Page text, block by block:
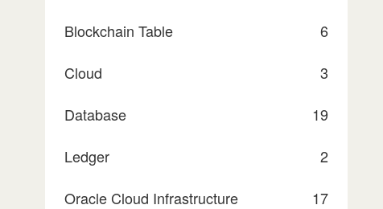
Blockchain Table
6
Cloud
3
Database
19
Ledger
2
Oracle Cloud Infrastructure
17